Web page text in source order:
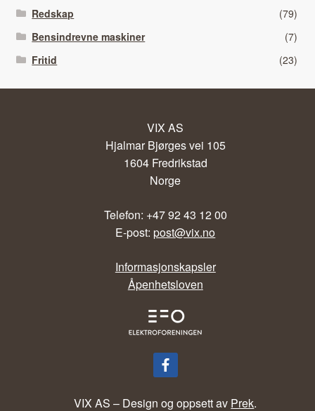
Redskap
(79)
Bensindrevne maskiner
(7)
Fritid
(23)
VIX AS
Hjalmar Bjørges vei 105
1604 Fredrikstad
Norge
Telefon: +47 92 43 12 00
E-post:post@vix.no
Informasjonskapsler
Åpenhetsloven
VIX AS – Design og oppsett av Prek.